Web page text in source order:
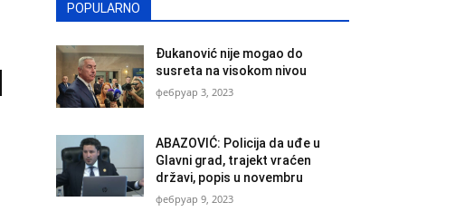
POPULARNO
Đukanović nije mogao do
susreta na visokom nivou
фебруар 3, 2023
ABAZOVIĆ: Policija da uđe u
Glavni grad, trajekt vraćen
državi, popis u novembru
фебруар 9, 2023